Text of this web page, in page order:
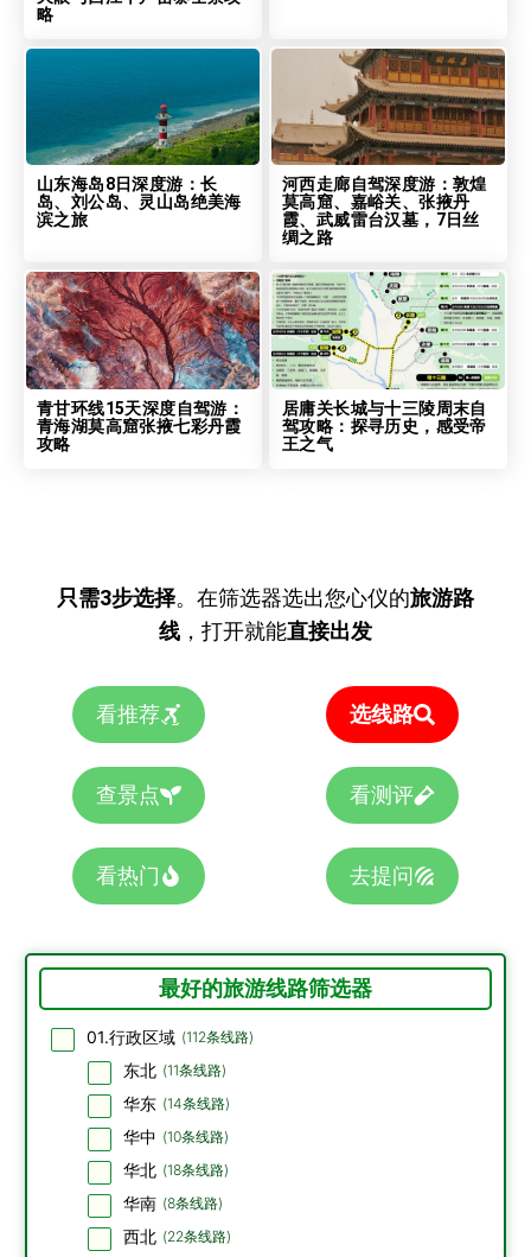
略
山东海岛8日深度游：长
岛、刘公岛、灵山岛绝美海
滨之旅
河西走廊自驾深度游：敦煌
莫高窟、嘉峪关、张掖丹
霞、武威雷台汉墓，7日丝
绸之路
青甘环线15天深度自驾游：
青海湖莫高窟张掖七彩丹霞
攻略
居庸关长城与十三陵周末自
驾攻略：探寻历史，感受帝
王之气
只需3步选择。在筛选器选出您心仪的旅游路
线 ，打开就能直接出发
看推荐 选线路
查景点 看测评
看热门 去提问
最好的旅游线路筛选器
01.行政区域 (112条线路)
东北 (11条线路)
华东 (14条线路)
华中 (10条线路)
华北 (18条线路)
华南 (8条线路)
西北 (22条线路)